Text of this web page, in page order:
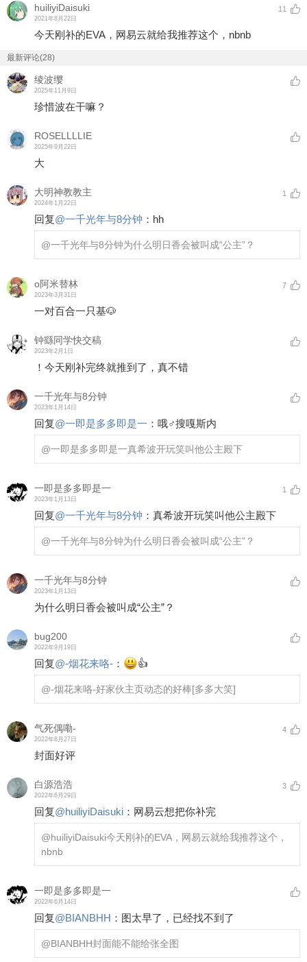
huiliyiDaisuki
2021年8月22日
11
今天刚补的EVA，网易云就给我推荐这个，nbnb
最新评论(28)
绫波缨
2025年11月9日
珍惜波在干嘛？
ROSELLLLIE
2025年9月22日
大
大明神教教主
2024年1月22日
1
回复@一千光年与8分钟 ： hh
@一千光年与8分钟为什么明日香会被叫成“公主”？
o阿米替林
2023年3月31日
7
一对百合一只基🐶
钟繇同学快交稿
2023年2月1日
！今天刚补完终就推到了，真不错
一千光年与8分钟
2023年1月14日
回复@一即是多多即是一 ： 哦♂搜嘎斯内
@一即是多多即是一真希波开玩笑叫他公主殿下
一即是多多即是一
2023年1月13日
1
回复@一千光年与8分钟 ： 真希波开玩笑叫他公主殿下
@一千光年与8分钟为什么明日香会被叫成“公主”？
一千光年与8分钟
2023年1月13日
为什么明日香会被叫成“公主”？
bug200
2022年9月19日
回复@-烟花来咯- ： 👍
@-烟花来咯-好家伙主页动态的好棒[多多大笑]
气死偶嘞-
2022年8月27日
4
封面好评
白源浩浩
2022年6月29日
3
回复@huiliyiDaisuki ： 网易云想把你补完
@huiliyiDaisuki今天刚补的EVA，网易云就给我推荐这个，
nbnb
一即是多多即是一
2022年6月14日
回复@BIANBHH ： 图太早了，已经找不到了
@BIANBHH封面能不能给张全图